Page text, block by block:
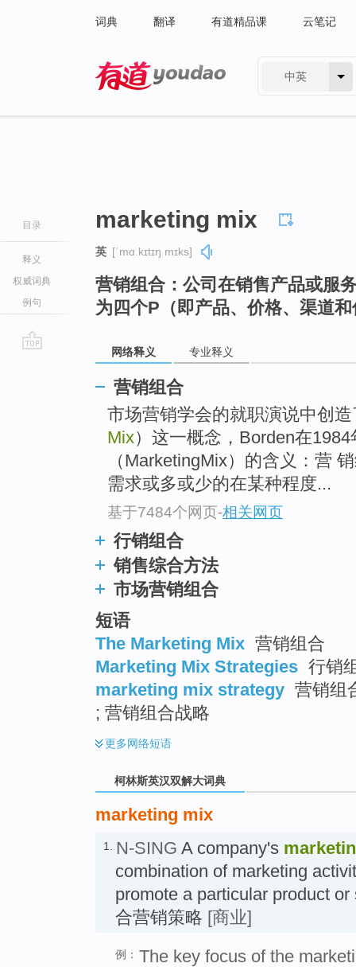
词典 翻译 有道精品课 云笔记
中英
目录
释义
权威词典
例句
marketing mix
英 [ˈmɑːkɪtɪŋ mɪks]
营销组合：公司在销售产品或服
为四个P（即产品、价格、渠道
网络释义 专业释义
营销组合
市场营销学会的就职演说中创造
Mix）这一概念，Borden在
（MarketingMix）的含义：营
需求或多或少的在某种程度...
基于7484个网页-相关网页
行销组合
销售综合方法
市场营销组合
短语
The Marketing Mix 营销组合
Marketing Mix Strategies 行销
marketing mix strategy 营销组
; 营销组合战略
更多网络短语
柯林斯英汉双解大词典
marketing mix
1. N-SING A company's
combination of marketing
promote a particular product
合营销策略 [商业]
例： The key focus of the